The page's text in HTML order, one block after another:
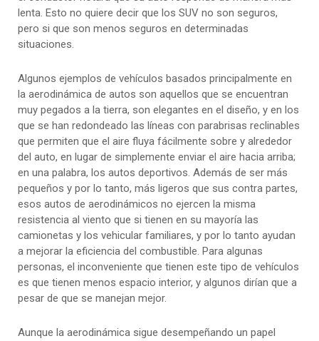
lenta. Esto no quiere decir que los SUV no son seguros,
pero si que son menos seguros en determinadas
situaciones.
Algunos ejemplos de vehículos basados principalmente en
la aerodinámica de autos son aquellos que se encuentran
muy pegados a la tierra, son elegantes en el diseño, y en los
que se han redondeado las líneas con parabrisas reclinables
que permiten que el aire fluya fácilmente sobre y alrededor
del auto, en lugar de simplemente enviar el aire hacia arriba;
en una palabra, los autos deportivos. Además de ser más
pequeños y por lo tanto, más ligeros que sus contra partes,
esos autos de aerodinámicos no ejercen la misma
resistencia al viento que si tienen en su mayoría las
camionetas y los vehicular familiares, y por lo tanto ayudan
a mejorar la eficiencia del combustible. Para algunas
personas, el inconveniente que tienen este tipo de vehículos
es que tienen menos espacio interior, y algunos dirían que a
pesar de que se manejan mejor.
Aunque la aerodinámica sigue desempeñando un papel